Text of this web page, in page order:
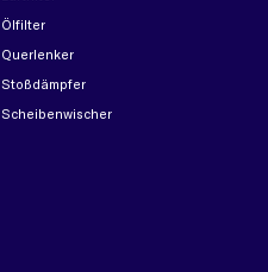
Ölfilter
Querlenker
Stoßdämpfer
Scheibenwischer